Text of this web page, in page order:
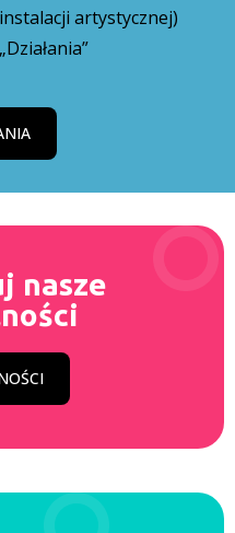
artystycznej)
nasze